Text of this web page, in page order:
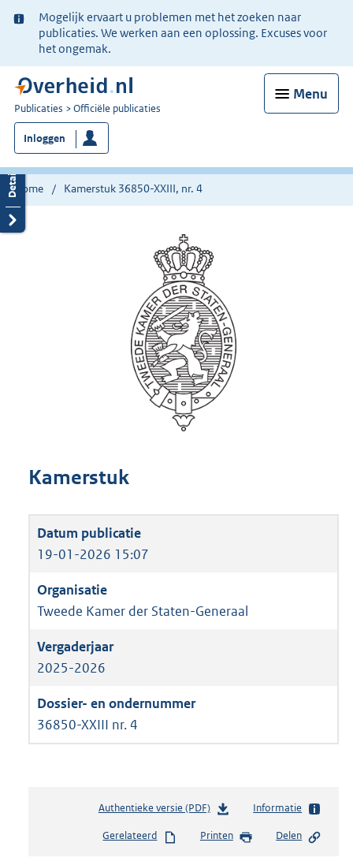
Ter
informatie:
Mogelijk ervaart u problemen met het zoeken naar
publicaties. We werken aan een oplossing. Excuses voor
het ongemak.
Menu
U
bent
nu
hier:
Publicaties Officiële publicaties
Inloggen
Home Kamerstuk 36850-XXIII, nr. 4
Kamerstuk
19-01-2026 15:07
Tweede Kamer der Staten-Generaal
2025-2026
36850-XXIII nr. 4
Authentieke versie (PDF)b
s
Informatie
Gerelateerd Printen Delen